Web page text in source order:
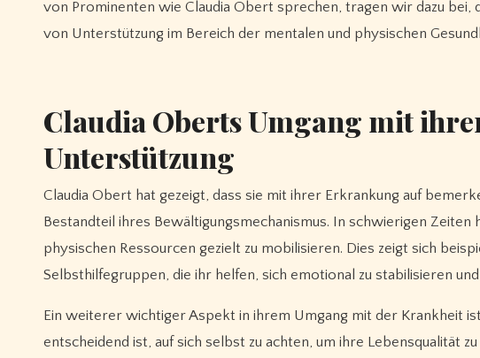
von Prominenten wie Claudia Obert sprechen, tragen wir dazu bei,
von Unterstützung im Bereich der mentalen und physischen
Claudia Oberts Umgang mit
Unterstützung
Claudia Obert hat gezeigt, dass sie mit ihrer Erkrankung auf
Bestandteil ihres Bewältigungsmechanismus. In schwierigen
physischen Ressourcen gezielt zu mobilisieren. Dies zeigt sich
Selbsthilfegruppen, die ihr helfen, sich emotional zu stabilisieren
Ein weiterer wichtiger Aspekt in ihrem Umgang mit der Krankheit
entscheidend ist, auf sich selbst zu achten, um ihre Lebensqualität